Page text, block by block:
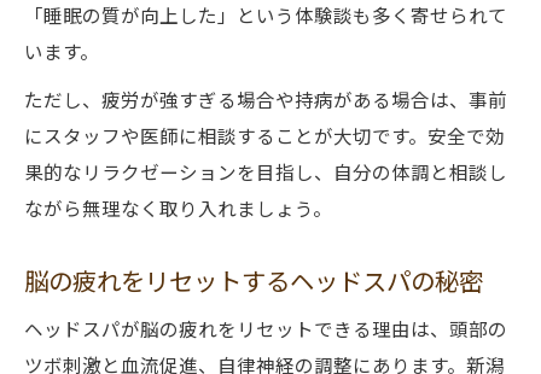
「睡眠の質が向上した」という体験談も多く寄せられて
います。
ただし、疲労が強すぎる場合や持病がある場合は、事前
にスタッフや医師に相談することが大切です。安全で効
果的なリラクゼーションを目指し、自分の体調と相談し
ながら無理なく取り入れましょう。
脳の疲れをリセットするヘッドスパの秘密
ヘッドスパが脳の疲れをリセットできる理由は、頭部の
ツボ刺激と血流促進、自律神経の調整にあります。新潟